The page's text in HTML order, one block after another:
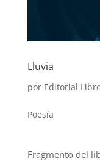
Lluvia
por Editorial
Poesía
Fragmento del